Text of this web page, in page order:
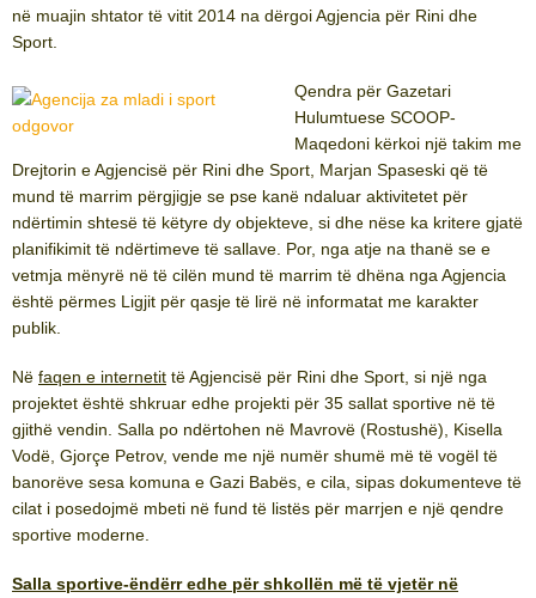
në muajin shtator të vitit 2014 na dërgoi Agjencia për Rini dhe
Sport.
Qendra për Gazetari
Hulumtuese SCOOP-
Maqedoni kërkoi një takim me
Drejtorin e Agjencisë për Rini dhe Sport, Marjan Spaseski që të
mund të marrim përgjigje se pse kanë ndaluar aktivitetet për
ndërtimin shtesë të këtyre dy objekteve, si dhe nëse ka kritere gjatë
planifikimit të ndërtimeve të sallave. Por, nga atje na thanë se e
vetmja mënyrë në të cilën mund të marrim të dhëna nga Agjencia
është përmes Ligjit për qasje të lirë në informatat me karakter
publik.
Në faqen e internetit të Agjencisë për Rini dhe Sport, si një nga
projektet është shkruar edhe projekti për 35 sallat sportive në të
gjithë vendin. Salla po ndërtohen në Mavrovë (Rostushë), Kisella
Vodë, Gjorçe Petrov, vende me një numër shumë më të vogël të
banorëve sesa komuna e Gazi Babës, e cila, sipas dokumenteve të
cilat i posedojmë mbeti në fund të listës për marrjen e një qendre
sportive moderne.
Salla sportive-ëndërr edhe për shkollën më të vjetër në